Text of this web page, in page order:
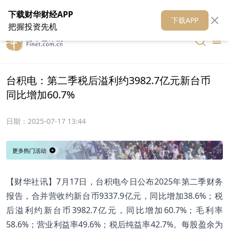
在线客服 关于我们 财华媒体矩阵 财华智库
台积电：第二季税后溢利约3982.7亿元新台币
同比增加60.7%
日期： 2025-07-17 13:44
【财华社讯】7月17日，台积电今日公布2025年第二季财务
报告，合并营收约新台币9337.9亿元，同比增加38.6%；税
后溢利约新台币3982.7亿元，同比增加60.7%；毛利率
58.6%；营业利益率49.6%；税后纯益率42.7%。每股盈余为
下载财华财经APP
把握投资先机
下载APP